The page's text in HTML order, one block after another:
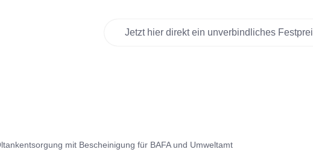
Jetzt hier direkt ein unverbindliches
mit Bescheinigung für BAFA und Umweltamt